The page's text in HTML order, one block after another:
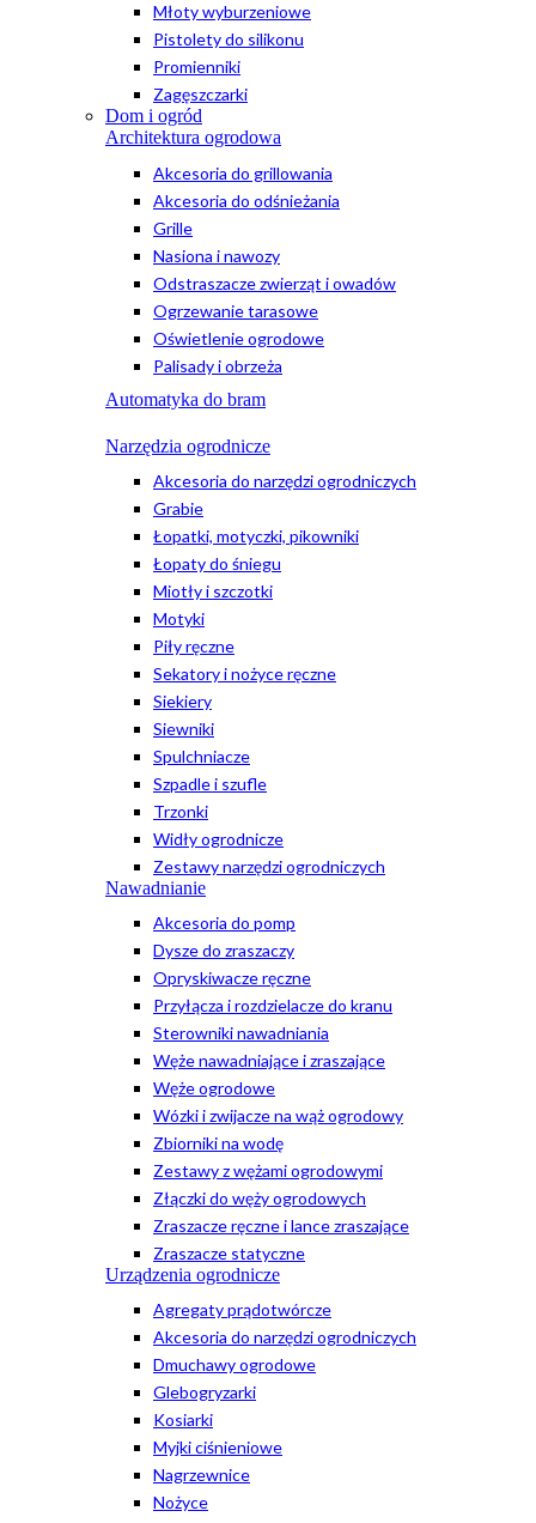
Młoty wyburzeniowe
Pistolety do silikonu
Promienniki
Zagęszczarki
Dom i ogród
Architektura ogrodowa
Akcesoria do grillowania
Akcesoria do odśnieżania
Grille
Nasiona i nawozy
Odstraszacze zwierząt i owadów
Ogrzewanie tarasowe
Oświetlenie ogrodowe
Palisady i obrzeża
Automatyka do bram
Narzędzia ogrodnicze
Akcesoria do narzędzi ogrodniczych
Grabie
Łopatki, motyczki, pikowniki
Łopaty do śniegu
Miotły i szczotki
Motyki
Piły ręczne
Sekatory i nożyce ręczne
Siekiery
Siewniki
Spulchniacze
Szpadle i szufle
Trzonki
Widły ogrodnicze
Zestawy narzędzi ogrodniczych
Nawadnianie
Akcesoria do pomp
Dysze do zraszaczy
Opryskiwacze ręczne
Przyłącza i rozdzielacze do kranu
Sterowniki nawadniania
Węże nawadniające i zraszające
Węże ogrodowe
Wózki i zwijacze na wąż ogrodowy
Zbiorniki na wodę
Zestawy z wężami ogrodowymi
Złączki do węży ogrodowych
Zraszacze ręczne i lance zraszające
Zraszacze statyczne
Urządzenia ogrodnicze
Agregaty prądotwórcze
Akcesoria do narzędzi ogrodniczych
Dmuchawy ogrodowe
Glebogryzarki
Kosiarki
Myjki ciśnieniowe
Nagrzewnice
Nożyce